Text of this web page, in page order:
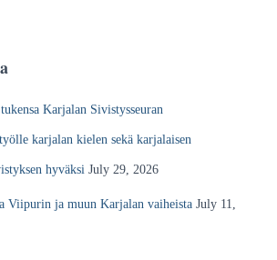
Karjalan Sivistysseuran
karjalan kielen sekä karjalaisen
hyväksi July 29, 2026
Viipurin ja muun Karjalan vaiheista July 11,